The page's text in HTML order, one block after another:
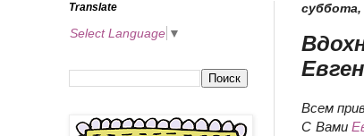
суббота,
Всем
С Вами
Translate
Select Language ▼